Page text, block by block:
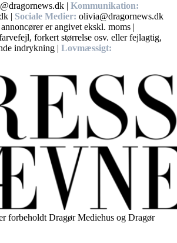
| Kommunikation:
| Sociale Medier: olivia@dragornews.dk
er angivet ekskl. moms |
forkert størrelse osv. eller fejlagtig,
indrykning | Lovmæssigt:
forbeholdt Dragør Mediehus og Dragør